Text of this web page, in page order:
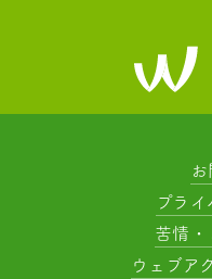
プラ
苦情・
ウェブア